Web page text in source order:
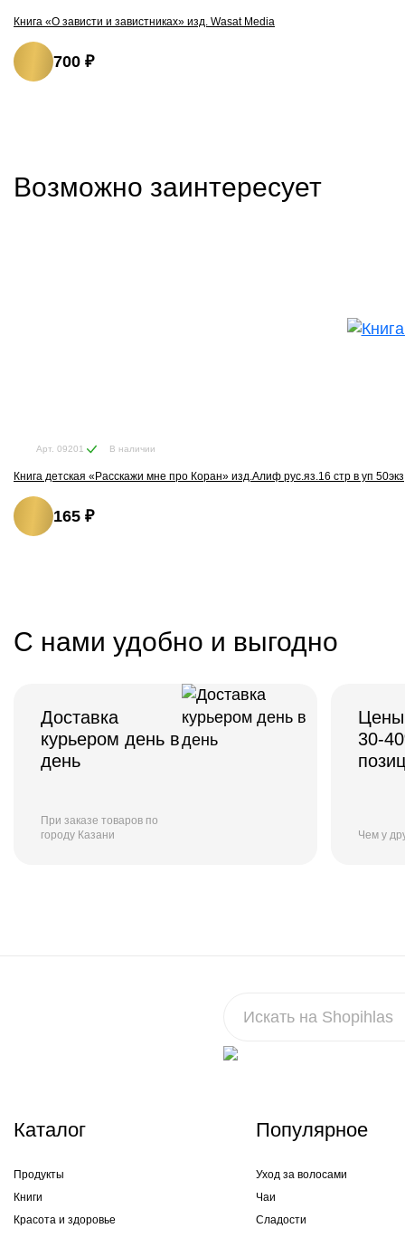
Книга «О зависти и завистниках» изд. Wasat Media
700 ₽
Возможно заинтересует
Арт. 09201 В наличии
Книга детская «Расскажи мне про Коран» изд.Алиф рус.яз.16 стр в уп 50экз
165 ₽
С нами удобно и выгодно
Доставка
курьером день в
день
При заказе товаров по
городу Казани
30-
Чем у
Каталог
Продукты
Книги
Красота и здоровье
Популярное
Уход за волосами
Чаи
Сладости